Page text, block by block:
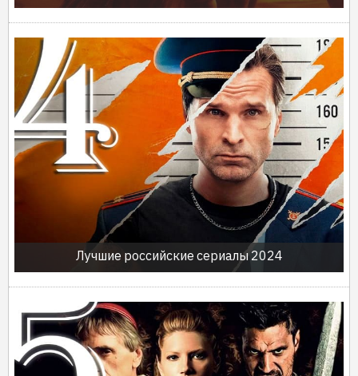
Лучшие российские сериалы 2024